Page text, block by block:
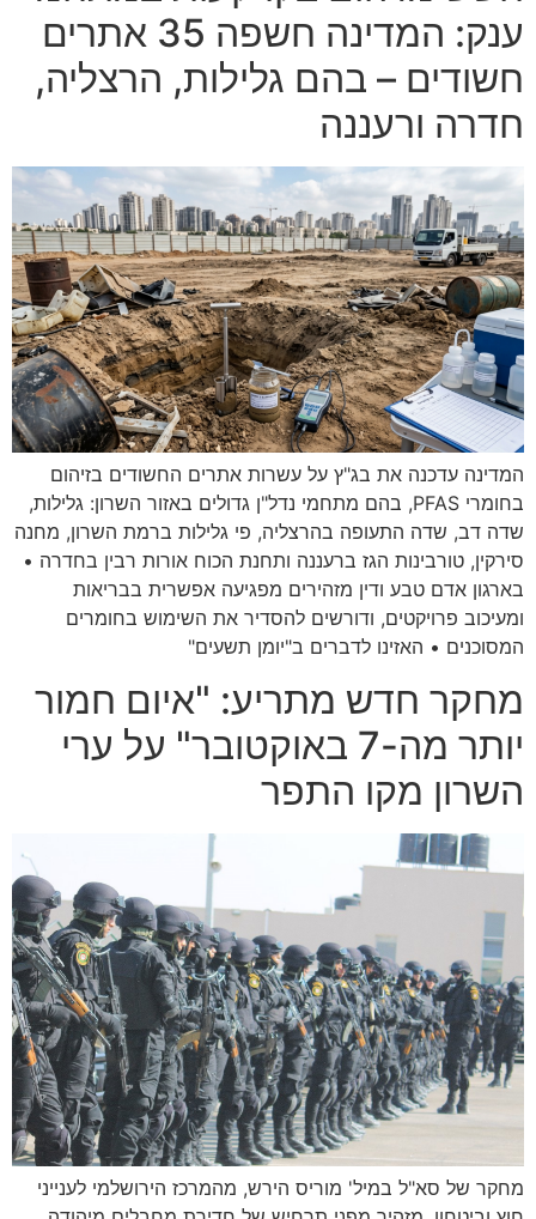
ענק: המדינה חשפה 35 אתרים
חשודים – בהם גלילות, הרצליה,
חדרה ורעננה
המדינה עדכנה את בג"ץ על עשרות אתרים החשודים בזיהום
בחומרי PFAS, בהם מתחמי נדל"ן גדולים באזור השרון: גלילות,
שדה דב, שדה התעופה בהרצליה, פי גלילות ברמת השרון, מחנה
סירקין, טורבינות הגז ברעננה ותחנת הכוח אורות רבין בחדרה •
בארגון אדם טבע ודין מזהירים מפגיעה אפשרית בבריאות
ומעיכוב פרויקטים, ודורשים להסדיר את השימוש בחומרים
המסוכנים • האזינו לדברים ב"יומן תשעים"
מחקר חדש מתריע: "איום חמור
יותר מה-7 באוקטובר" על ערי
השרון מקו התפר
מחקר של סא"ל במיל' מוריס הירש, מהמרכז הירושלמי לענייני